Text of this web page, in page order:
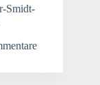
Smidt-